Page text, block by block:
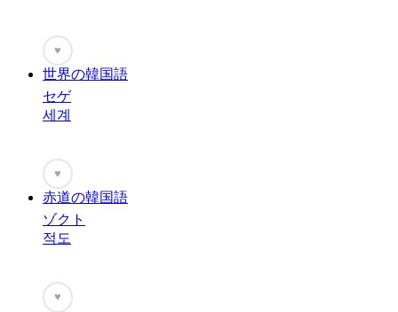
♥
世界の韓国語
セゲ
세계
♥
赤道の韓国語
ゾクト
적도
♥